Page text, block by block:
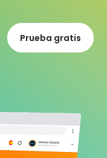
Prueba gratis